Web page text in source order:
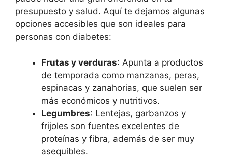
presupuesto y salud. Aquí te dejamos algunas
opciones accesibles que son ideales para
personas con diabetes:
Frutas y verduras: Apunta a productos
de temporada como manzanas, peras,
espinacas y zanahorias, que suelen ser
más económicos y nutritivos.
Legumbres: Lentejas, garbanzos y
frijoles son fuentes excelentes de
proteínas y fibra, además de ser muy
asequibles.